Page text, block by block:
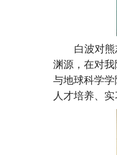
白波对
渊源，在对
与地球科学
人才培养、